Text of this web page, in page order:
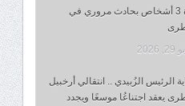
وفاة 3 أشخاص بحادث مروري في
2026
الرئيس الزُبيدي .. انتقالي أرخبيل
يعقد اجتناعُا موسعًا ويجدد